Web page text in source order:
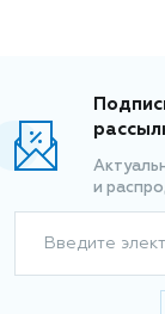
и
Введите